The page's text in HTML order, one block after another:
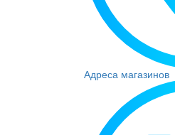
Адреса магазинов